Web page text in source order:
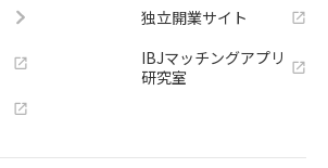
独立開業サイト
IBJマッチングアプリ
研究室